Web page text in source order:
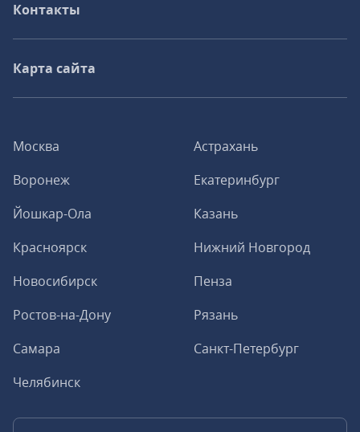
Москва
Астрахань
Воронеж
Екатеринбург
Йошкар-Ола
Казань
Красноярск
Нижний Новгород
Новосибирск
Пенза
Ростов-на-Дону
Рязань
Самара
Санкт-Петербург
Челябинск
Контакты
Карта сайта